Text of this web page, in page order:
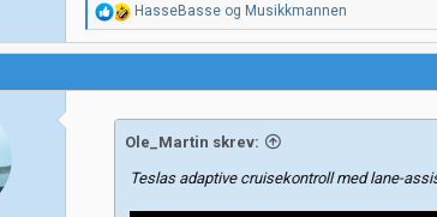
R
e
a
s
o
n
r
HasseBasse og Musikkmannen
Ole_Martin skrev:
Teslas adaptive cruisekontroll med lane-